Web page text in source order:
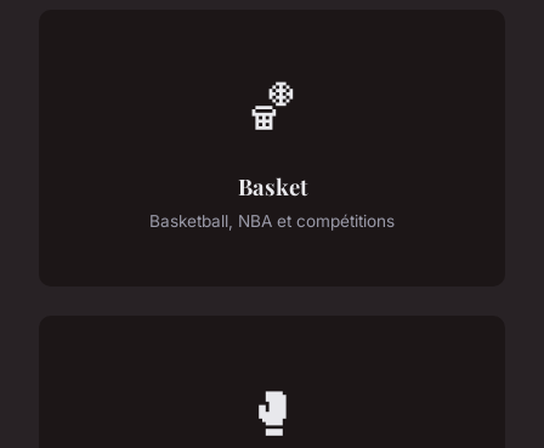
🏀
Basket
Basketball, NBA et compétitions
🥊